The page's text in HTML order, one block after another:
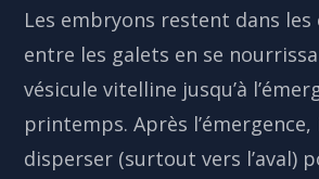
Les embryons restent dans les
entre les galets en se
vésicule vitelline jusqu’à
printemps. Après
disperser (surtout vers l’aval)